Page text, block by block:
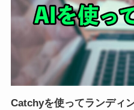
Catchyを使ってランディ